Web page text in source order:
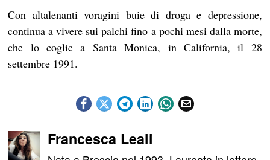
Con altalenanti voragini buie di droga e depressione,
continua a vivere sui palchi fino a pochi mesi dalla morte,
che lo coglie a Santa Monica, in California, il 28
settembre 1991.
Francesca Leali